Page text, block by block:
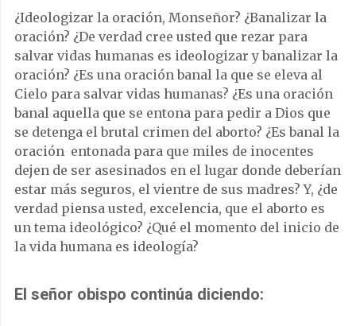
¿Ideologizar la oración, Monseñor? ¿Banalizar la
oración? ¿De verdad cree usted que rezar para
salvar vidas humanas es ideologizar y banalizar la
oración? ¿Es una oración banal la que se eleva al
Cielo para salvar vidas humanas? ¿Es una oración
banal aquella que se entona para pedir a Dios que
se detenga el brutal crimen del aborto? ¿Es banal la
oración entonada para que miles de inocentes
dejen de ser asesinados en el lugar donde deberían
estar más seguros, el vientre de sus madres? Y, ¿de
verdad piensa usted, excelencia, que el aborto es
un tema ideológico? ¿Qué el momento del inicio de
la vida humana es ideología?
El señor obispo continúa diciendo: